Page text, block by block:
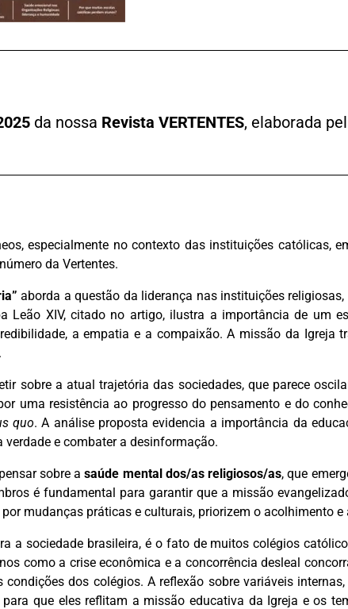
da nossa Revista VERTENTES, elaborada
especialmente no contexto das instituições católicas,
da Vertentes.
aborda a questão da liderança nas instituições
Leão XIV, citado no artigo, ilustra a importância de um
a empatia e a compaixão. A missão da Igreja
sobre a atual trajetória das sociedades, que parece
uma resistência ao progresso do pensamento e do
quo. A análise proposta evidencia a importância da
e combater a desinformação.
sobre asaúde mental dos/as religiosos/as, que
é fundamental para garantir que a missão
mudanças práticas e culturais, priorizem o acolhimento
a sociedade brasileira, é o fato de muitos colégios
como a crise econômica e a concorrência desleal
dos colégios. A reflexão sobre variáveis
que eles reflitam a missão educativa da Igreja e os